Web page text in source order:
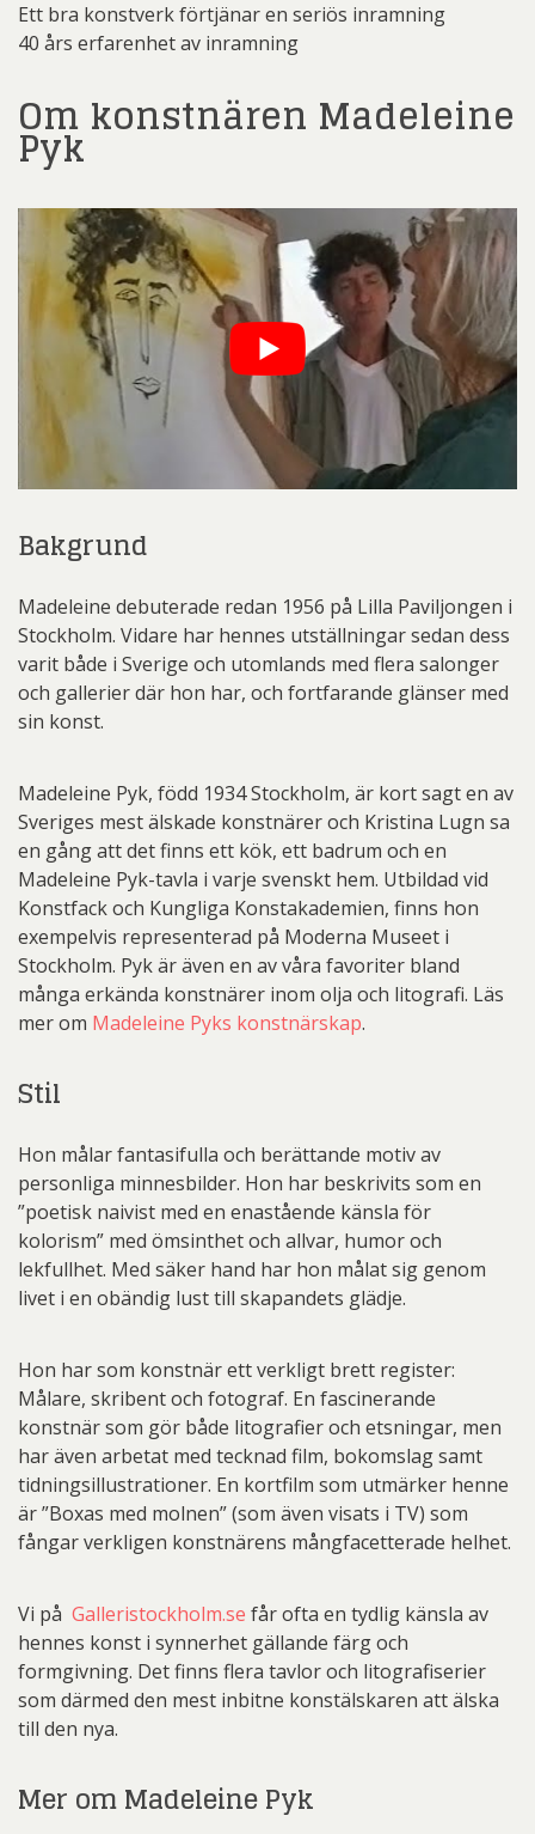
Ett bra konstverk förtjänar en seriös inramning
40 års erfarenhet av inramning
Om konstnären Madeleine
Pyk
Bakgrund
Madeleine debuterade redan 1956 på Lilla Paviljongen i
Stockholm. Vidare har hennes utställningar sedan dess
varit både i Sverige och utomlands med flera salonger
och gallerier där hon har, och fortfarande glänser med
sin konst.
Madeleine Pyk, född 1934 Stockholm, är kort sagt en av
Sveriges mest älskade konstnärer och Kristina Lugn sa
en gång att det finns ett kök, ett badrum och en
Madeleine Pyk-tavla i varje svenskt hem. Utbildad vid
Konstfack och Kungliga Konstakademien, finns hon
exempelvis representerad på Moderna Museet i
Stockholm. Pyk är även en av våra favoriter bland
många erkända konstnärer inom olja och litografi. Läs
mer om Madeleine Pyks konstnärskap.
Stil
Hon målar fantasifulla och berättande motiv av
personliga minnesbilder. Hon har beskrivits som en
”poetisk naivist med en enastående känsla för
kolorism” med ömsinthet och allvar, humor och
lekfullhet. Med säker hand har hon målat sig genom
livet i en obändig lust till skapandets glädje.
Hon har som konstnär ett verkligt brett register:
Målare, skribent och fotograf. En fascinerande
konstnär som gör både litografier och etsningar, men
har även arbetat med tecknad film, bokomslag samt
tidningsillustrationer. En kortfilm som utmärker henne
är ”Boxas med molnen” (som även visats i TV) som
fångar verkligen konstnärens mångfacetterade helhet.
Vi på Galleristockholm.se får ofta en tydlig känsla av
hennes konst i synnerhet gällande färg och
formgivning. Det finns flera tavlor och litografiserier
som därmed den mest inbitne konstälskaren att älska
till den nya.
Mer om Madeleine Pyk